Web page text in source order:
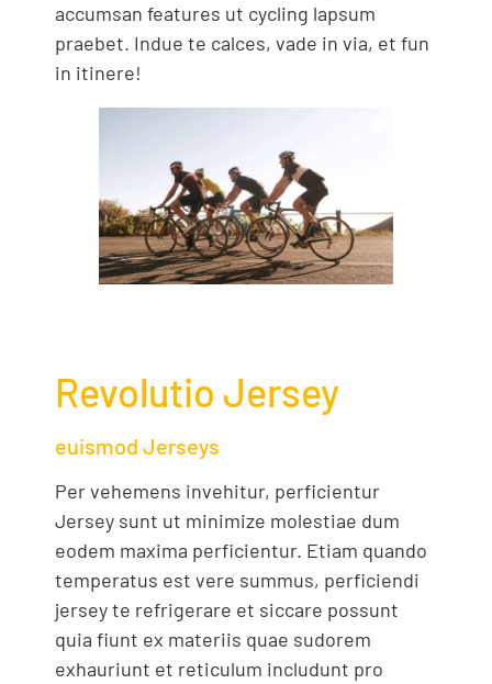
accumsan features ut cycling lapsum
praebet. Indue te calces, vade in via, et fun
in itinere!
Revolutio Jersey
euismod Jerseys
Per vehemens invehitur, perficientur
Jersey sunt ut minimize molestiae dum
eodem maxima perficientur. Etiam quando
temperatus est vere summus, perficiendi
jersey te refrigerare et siccare possunt
quia fiunt ex materiis quae sudorem
exhauriunt et reticulum includunt pro